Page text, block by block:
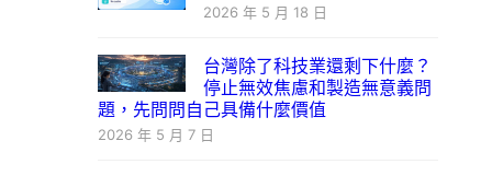
2026 年 5 月 18 日
台灣除了科技業還剩下什麼？
停止無效焦慮和製造無意義問
題，先問問自己具備什麼價值
2026 年 5 月 7 日